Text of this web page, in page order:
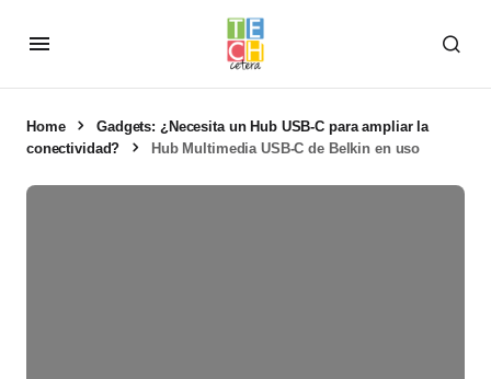
Home
Gadgets: ¿Necesita un Hub USB-C para ampliar la
conectividad?
Hub Multimedia USB-C de Belkin en uso